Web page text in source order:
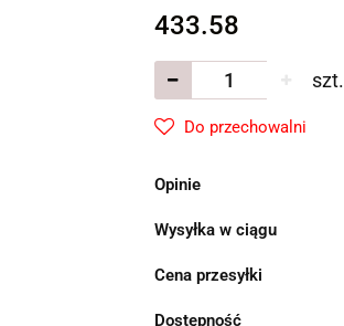
433.58
szt.
Do przechowalni
Opinie
Wysyłka w ciągu
Cena przesyłki
Dostępność